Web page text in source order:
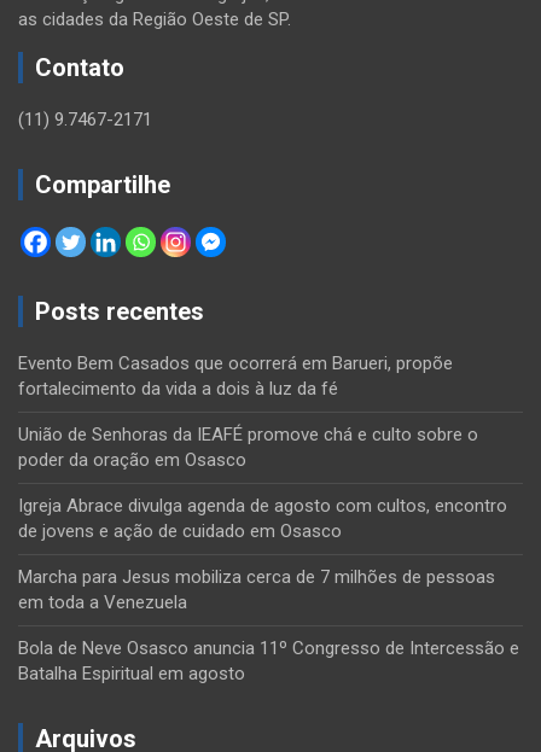
as cidades da Região Oeste de SP.
Contato
(11) 9.7467-2171
Compartilhe
Posts recentes
Evento Bem Casados que ocorrerá em Barueri, propõe
fortalecimento da vida a dois à luz da fé
União de Senhoras da IEAFÉ promove chá e culto sobre o
poder da oração em Osasco
Igreja Abrace divulga agenda de agosto com cultos, encontro
de jovens e ação de cuidado em Osasco
Marcha para Jesus mobiliza cerca de 7 milhões de pessoas
em toda a Venezuela
Bola de Neve Osasco anuncia 11º Congresso de Intercessão e
Batalha Espiritual em agosto
Arquivos